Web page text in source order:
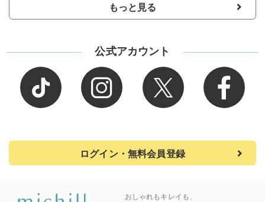
もっと見る
公式アカウント
ログイン・無料会員登録
おしゃれもキレイも、